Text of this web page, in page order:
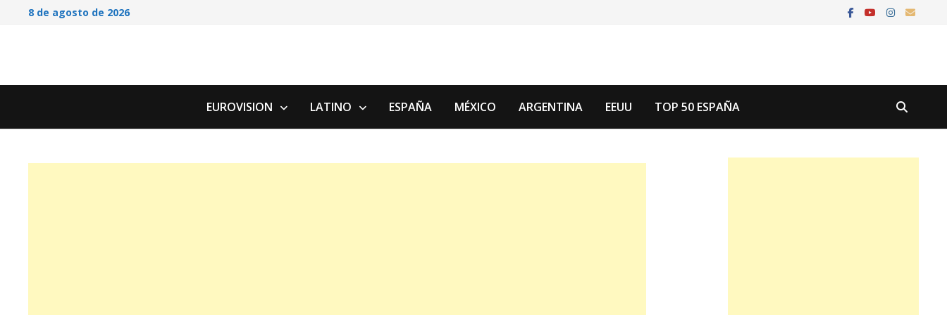
Saltar8 de agosto de 2026
EUROVISION LATINO ESPAÑA MÉXICO ARGENTINA EEUU TOP 50 ESPAÑA